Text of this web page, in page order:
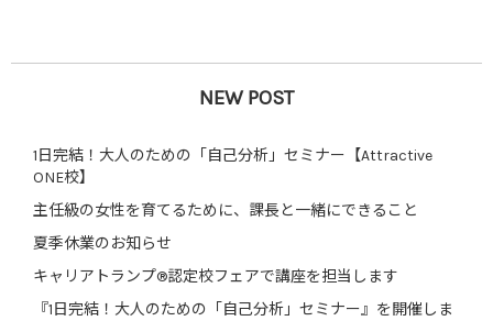
NEW POST
1日完結！大人のための「自己分析」セミナー【Attractive
ONE校】
主任級の女性を育てるために、課長と一緒にできること
夏季休業のお知らせ
キャリアトランプ®認定校フェアで講座を担当します
『1日完結！大人のための「自己分析」セミナー』を開催しま